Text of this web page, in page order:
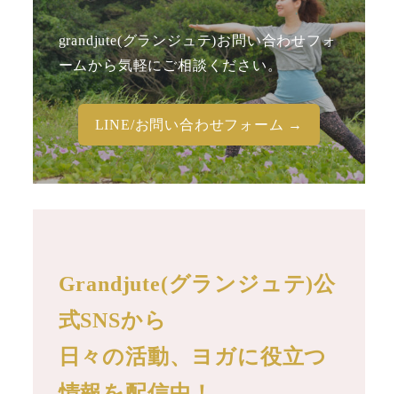
grandjute(グランジュテ)お問い合わせフォ
ームから気軽にご相談ください。
LINE/お問い合わせフォーム →
Grandjute(グランジュテ)公
式SNSから
日々の活動、ヨガに役立つ